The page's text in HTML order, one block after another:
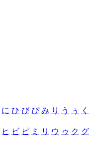
に ひ び ぴ み り う ぅ く
ヒ ビ ピ ミ リ ウ ゥ ク グ